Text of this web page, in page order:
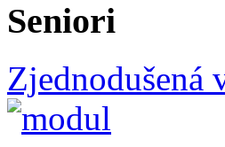
Seniori
Zjednodušená